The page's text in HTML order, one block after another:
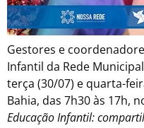
Gestores e
Infantil da Rede
terça (30/07) e quarta-
Bahia, das 7h30 às 17h,
Educação Infantil: